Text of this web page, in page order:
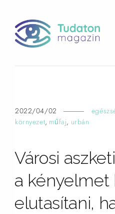
2022/04/02
környezet, műfaj, urbán
Városi
a kényelmet
elutasítani,